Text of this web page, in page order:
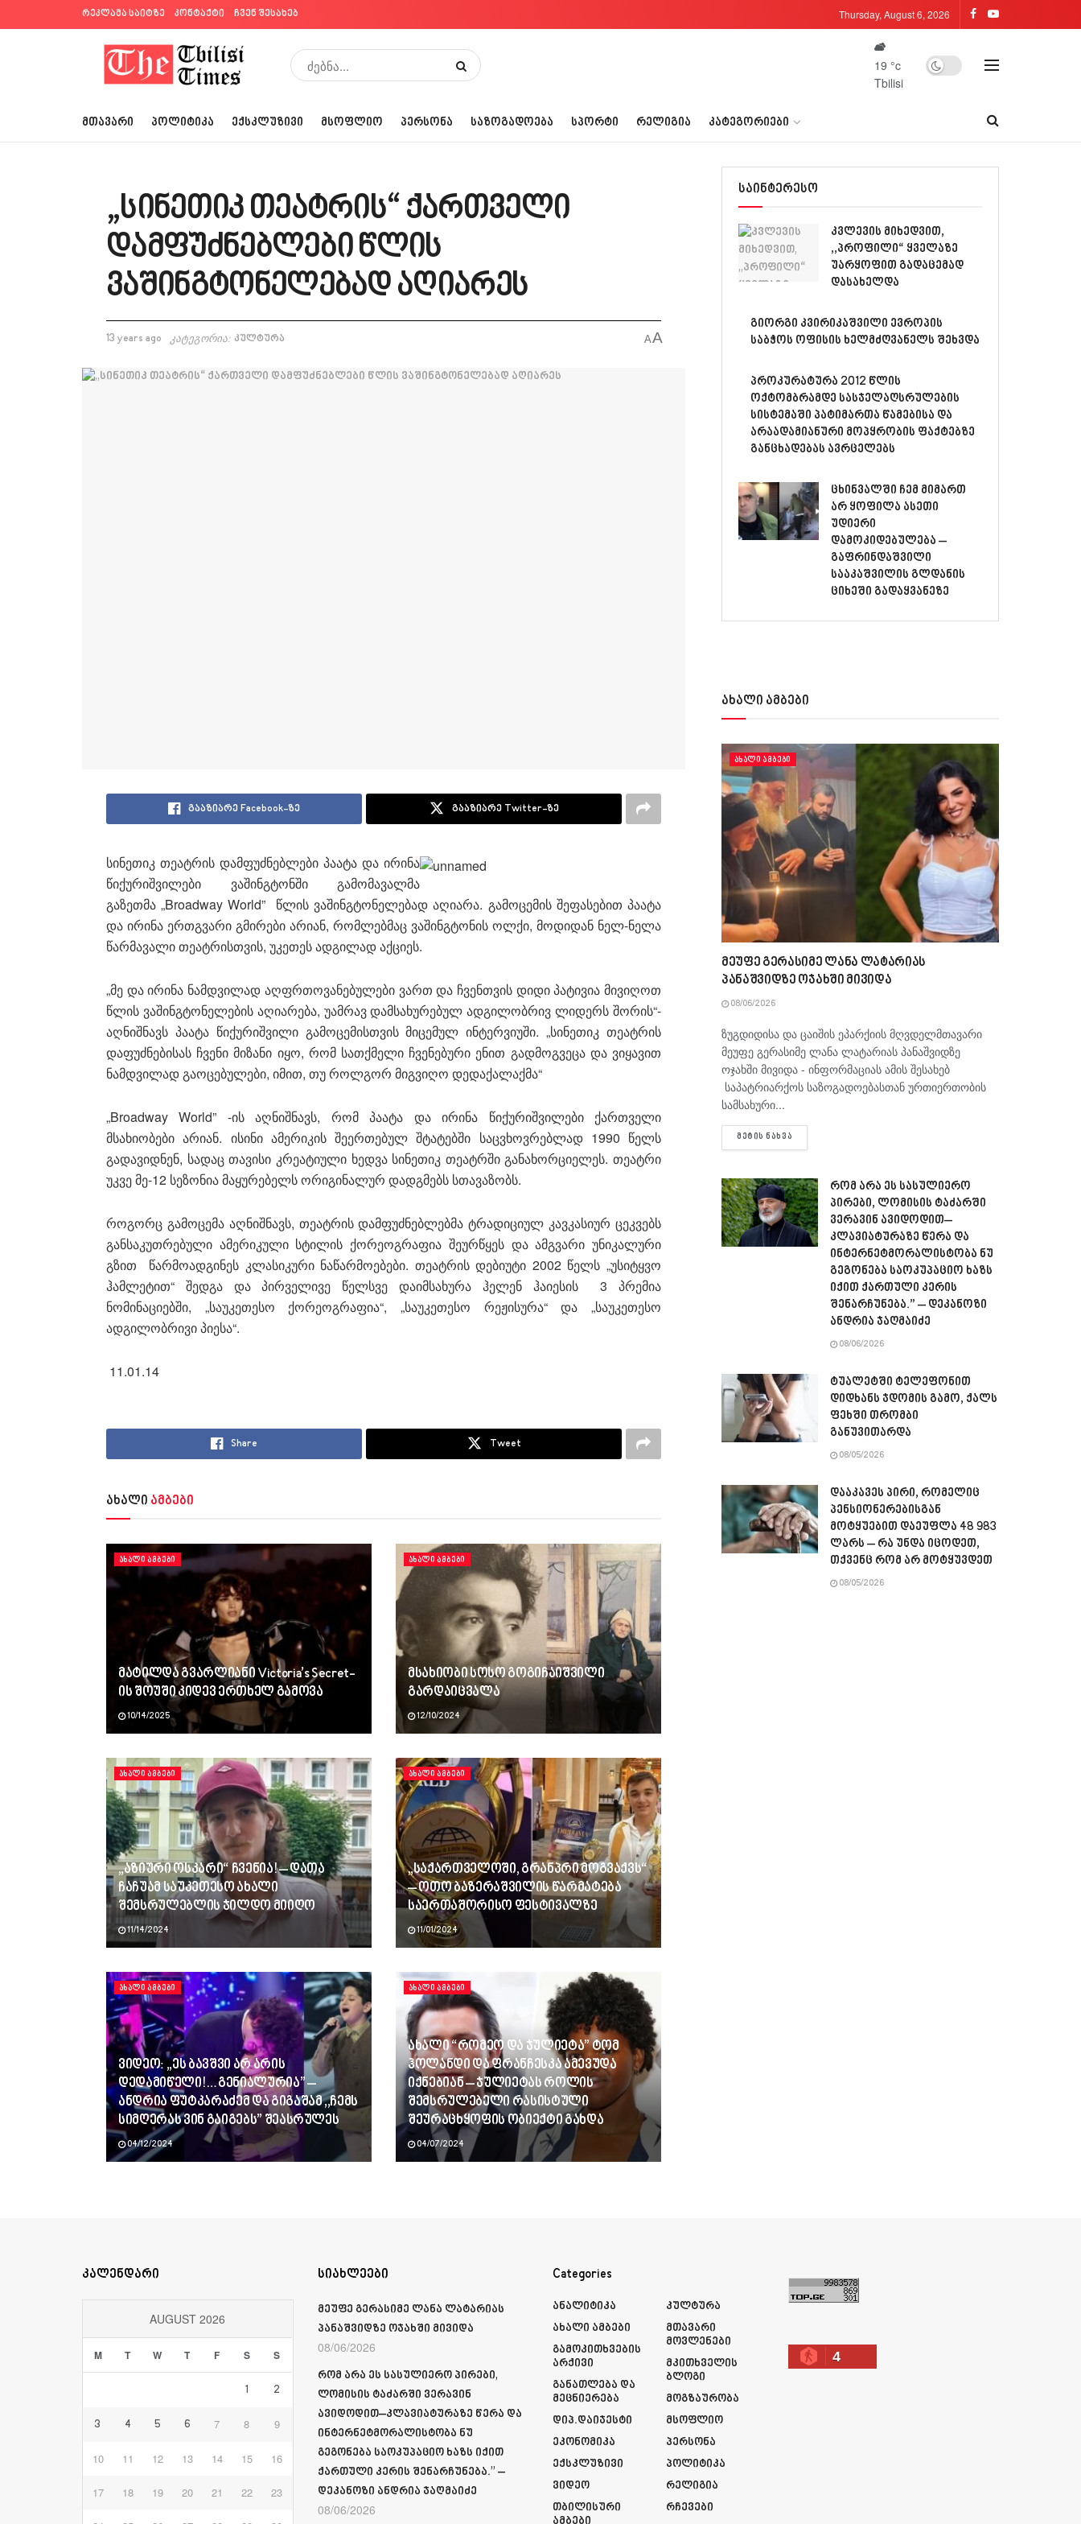
რეკლამა საიტზე კონტაქტი ჩვენ შესახებ Thursday, August 6, 2026
19 °c
Tbilisi
ᲛᲗᲐᲕᲐᲠᲘ ᲞᲝᲚᲘᲢᲘᲙᲐ ᲔᲥᲡᲙᲚᲣᲖᲘᲕᲘ ᲛᲡᲝᲤᲚᲘᲝ ᲞᲔᲠᲡᲝᲜᲐ ᲡᲐᲖᲝᲒᲐᲓᲝᲔᲑᲐ ᲡᲞᲝᲠᲢᲘ ᲠᲔᲚᲘᲒᲘᲐ ᲙᲐᲢᲔᲒᲝᲠᲘᲔᲑᲘ
„სინეთიკ თეატრის“ ქართველი
დამფუძნებლები წლის
ვაშინგტონელებად აღიარეს
13 years ago კატეგორია: კულტურა AA
გააზიარე Facebook-ზე გააზიარე Twitter-ზე
სინეთიკ თეატრის დამფუძნებლები პაატა და ირინა
წიქურიშვილები ვაშინგტონში გამომავალმა
გაზეთმა „Broadway World” წლის ვაშინგტონელებად აღიარა. გამოცემის შეფასებით პაატა
და ირინა ერთგვარი გმირები არიან, რომლებმაც ვაშინგტონის ოლქი, მოდიდან ნელ-ნელა
წარმავალი თეატრისთვის, უკეთეს ადგილად აქციეს.
„მე და ირინა ნამდვილად აღფრთოვანებულები ვართ და ჩვენთვის დიდი პატივია მივიღოთ
წლის ვაშინგტონელების აღიარება, უამრავ დამსახურებულ ადგილობრივ ლიდერს შორის“-
აღნიშნავს პაატა წიქურიშვილი გამოცემისთვის მიცემულ ინტერვიუში. „სინეთიკ თეატრის
დაფუძნებისას ჩვენი მიზანი იყო, რომ სათქმელი ჩვენებური ენით გადმოგვეცა და ვიყავით
ნამდვილად გაოცებულები, იმით, თუ როლგორ მიგვიღო დედაქალაქმა“
„Broadway World” -ის აღნიშნავს, რომ პაატა და ირინა წიქურიშვილები ქართველი
მსახიობები არიან. ისინი ამერიკის შეერთებულ შტატებში საცვხოვრებლად 1990 წელს
გადავიდნენ, სადაც თავისი კრეატიული ხედვა სინეთიკ თეატრში განახორციელეს. თეატრი
უკვე მე-12 სეზონია მაყურებელს ორიგინალურ დადგმებს სთავაზობს.
როგორც გამოცემა აღნიშნავს, თეატრის დამფუძნებლებმა ტრადიციულ კავკასიურ ცეკვებს
განსაკუთრებული ამერიკული სტილის ქორეოგრაფია შეურწყეს და ამგვარი უნიკალური
გზით წარმოადგინეს კლასიკური ნაწარმოებები. თეატრის დებიუტი 2002 წელს „უსიტყვო
ჰამლეტით“ შედგა და პირველივე წელსვე დაიმსახურა ჰელენ ჰაიესის 3 პრემია
ნომინაციებში, „საუკეთესო ქორეოგრაფია“, „საუკეთესო რეჟისურა“ და „საუკეთესო
ადგილობრივი პიესა“.
11.01.14
Share Tweet
ახალი ამბები
ᲐᲮᲐᲚᲘ ᲐᲛᲑᲔᲑᲘ
მატილდა გვარლიანი Victoria’s Secret-
ის შოუში კიდევ ერთხელ გამოვა
10/14/2025
ᲐᲮᲐᲚᲘ ᲐᲛᲑᲔᲑᲘ
მსახიობი სოსო გოგიჩაიშვილი
გარდაიცვალა
12/10/2024
ᲐᲮᲐᲚᲘ ᲐᲛᲑᲔᲑᲘ
„აზიური ოსკარი“ ჩვენია! – დათა
ჩაჩუამ საუკეთესო ახალი
შემსრულებლის ჯილდო მიიღო
11/14/2024
ᲐᲮᲐᲚᲘ ᲐᲛᲑᲔᲑᲘ
„საქართველოში, გრანპრი მოგვაქვს“
– ოთო ბაზერაშვილის წარმატება
საერთაშორისო ფესტივალზე
11/01/2024
ᲐᲮᲐᲚᲘ ᲐᲛᲑᲔᲑᲘ
ვიდეო: ,,ეს ბავშვი არ არის
დედამიწელი!…გენიალურია” –
ანდრია ფუტკარაძემ და გიგაშამ ,,ჩემს
სიმღერას ვინ გაიგებს” შეასრულეს
04/12/2024
ᲐᲮᲐᲚᲘ ᲐᲛᲑᲔᲑᲘ
ახალი “რომეო და ჯულიეტა” ტომ
ჰოლანდი და ფრანჩესკა ამევუდა
იქნებიან – ჯულიეტას როლის
შემსრულებელი რასისტული
შეურაცხყოფის ობიექტი გახდა
04/07/2024
საინტერესო
კვლევის მიხედვით,
,,პროფილი“ ყველაზე
უარყოფით გადაცემად
დასახელდა
გიორგი კვირიკაშვილი ევროპის
საბჭოს ოფისის ხელმძღვანელს შეხვდა
პროკურატურა 2012 წლის
ოქტომბრამდე სასჯელაღსრულების
სისტემაში პატიმართა წამებისა და
არაადამიანური მოპყრობის ფაქტებზე
განცხადებას ავრცელებს
ცხინვალში ჩემ მიმართ
არ ყოფილა ასეთი
უდიერი
დამოკიდებულება –
გაფრინდაშვილი
სააკაშვილის გლდანის
ციხეში გადაყვანეზე
ახალი ამბები
ᲐᲮᲐᲚᲘ ᲐᲛᲑᲔᲑᲘ
მეუფე გერასიმე ლანა ლატარიას
პანაშვიდზე ოჯახში მივიდა
08/06/2026
ზუგდიდისა და ცაიშის ეპარქიის მღვდელმთავარი
მეუფე გერასიმე ლანა ლატარიას პანაშვიდზე
ოჯახში მივიდა - ინფორმაციას ამის შესახებ
საპატრიარქოს საზოგადოებასთან ურთიერთობის
სამსახური...
ᲛᲔᲢᲘᲡ ᲜᲐᲮᲕᲐ
რომ არა ეს სასულიერო
პირები, ლომისის ტაძარში
ვერავინ ავიდოდით–
კლავიატურაზე წერა და
ინტერნეტმორალისტობა ნუ
გეგონება საოკუპაციო ხაზს
იქით ქართული კერის
შენარჩუნება.” – დეკანოზი
ანდრია ჯაღმაიძე
08/06/2026
ტუალეტში ტელეფონით
დიდხანს ჯდომის გამო, ქალს
ფეხში თრომბი
განუვითარდა
08/05/2026
დააკავეს პირი, რომელიც
პენსიონერებისგან
მოტყუებით დაეუფლა 48 983
ლარს – რა უნდა იცოდეთ,
თქვენც რომ არ მოტყუვდეთ
08/05/2026
კალენდარი
AUGUST 2026
M T W T F S S
1 2
3 4 5 6 7 8 9
10 11 12 13 14 15 16
17 18 19 20 21 22 23
სიახლეები
მეუფე გერასიმე ლანა ლატარიას
პანაშვიდზე ოჯახში მივიდა
08/06/2026
რომ არა ეს სასულიერო პირები,
ლომისის ტაძარში ვერავინ
ავიდოდით–კლავიატურაზე წერა და
ინტერნეტმორალისტობა ნუ
გეგონება საოკუპაციო ხაზს იქით
ქართული კერის შენარჩუნება.” –
დეკანოზი ანდრია ჯაღმაიძე
08/06/2026
Categories
Ანალიტიკა
Ახალი Ამბები
Გამოკითხვების
Არქივი
Განათლება Და
Მეცნიერება
Დიპ.დაიჯესტი
Ეკონომიკა
Ექსკლუზივი
Ვიდეო
Თბილისური
Კულტურა
Მთავარი
Მოვლენები
Მკითხველის
Ბლოგი
Მოგზაურობა
Მსოფლიო
Პერსონა
Პოლიტიკა
Რელიგია
Რჩევები
4